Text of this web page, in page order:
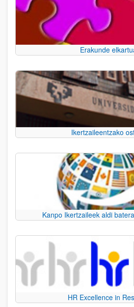
Erakunde
Ikertzaileentzako
Kanpo Ikertzaileek aldi
HR Excellence in